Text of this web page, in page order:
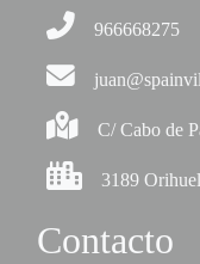
966668275
C/ Cabo de
3189
Contacto